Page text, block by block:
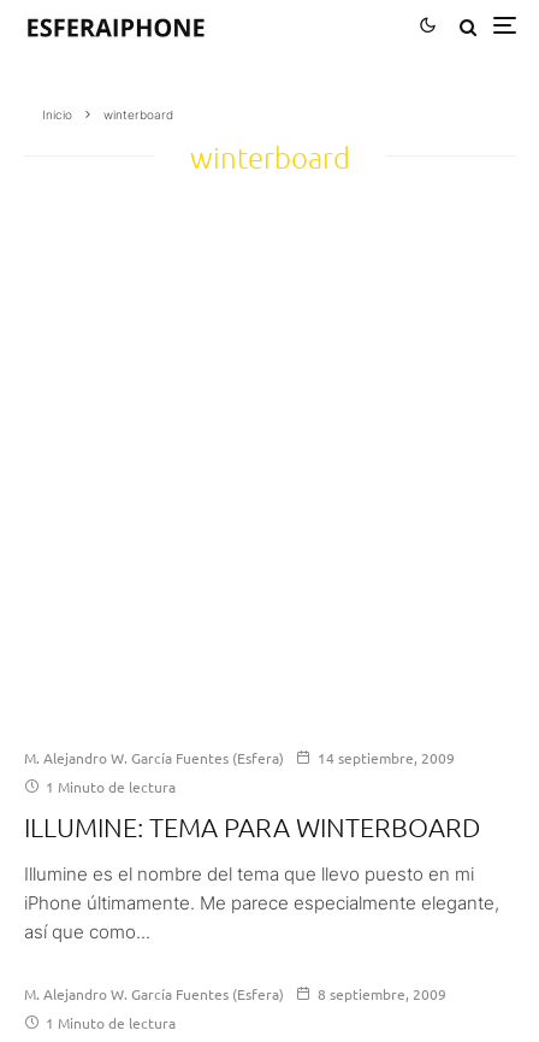
Inicio winterboard
winterboard
M. Alejandro W. García Fuentes (Esfera)
14 septiembre, 2009
1 Minuto de lectura
ILLUMINE: TEMA PARA WINTERBOARD
Illumine es el nombre del tema que llevo puesto en mi
iPhone últimamente. Me parece especialmente elegante,
así que como...
M. Alejandro W. García Fuentes (Esfera)
8 septiembre, 2009
1 Minuto de lectura